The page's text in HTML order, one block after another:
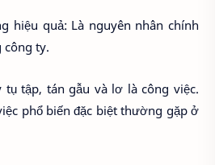
hiệu quả: Là nguyên nhân chính
công ty.
tụ tập, tán gẫu và lơ là công việc.
phổ biến đặc biệt thường gặp ở